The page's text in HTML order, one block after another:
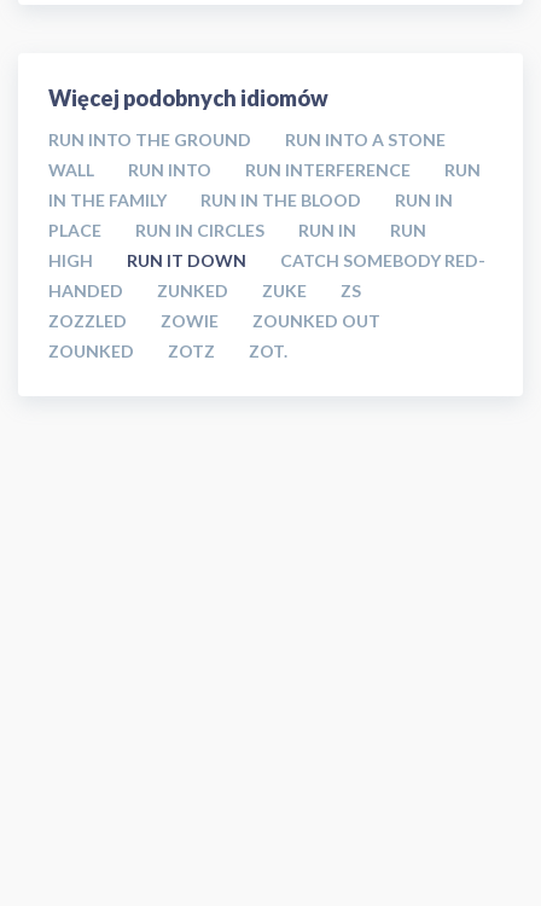
Więcej podobnych idiomów
RUN INTO THE GROUND
RUN INTO A STONE
WALL
RUN INTO RUN INTERFERENCE
RUN
IN THE FAMILY
RUN IN THE BLOOD
RUN IN
PLACE
RUN IN CIRCLES RUN IN
RUN
HIGH
RUN IT DOWN
CATCH SOMEBODY RED-
HANDED
ZUNKED ZUKE
ZS
ZOZZLED
ZOWIE
ZOUNKED OUT
ZOUNKED
ZOTZ ZOT.